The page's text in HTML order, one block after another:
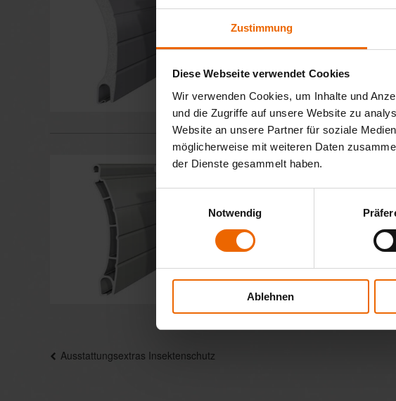
Zustimmung
Diese Webseite verwendet Cookies
Wir verwenden Cookies, um Inhalte und
und die Zugriffe auf unsere Website zu
Website an unsere Partner für soziale
möglicherweise mit weiteren Daten
der Dienste gesammelt haben.
Notwendig
Ablehnen
Profilhöhen: 37,
A 37, 44, 53 auch
Rollladenpanzer
Beitragsnavigation
Ausstattungsextras Insektenschutz